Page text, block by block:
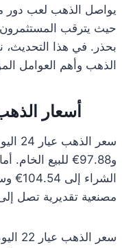
يواصل الذهب لعب دور
حيث يترقب المستثمرون
بحذر. في هذا التحديث،
الذهب وأهم العوامل
أسعار
و97.88€ للبيع
مصنعية تقديرية تصل إلى